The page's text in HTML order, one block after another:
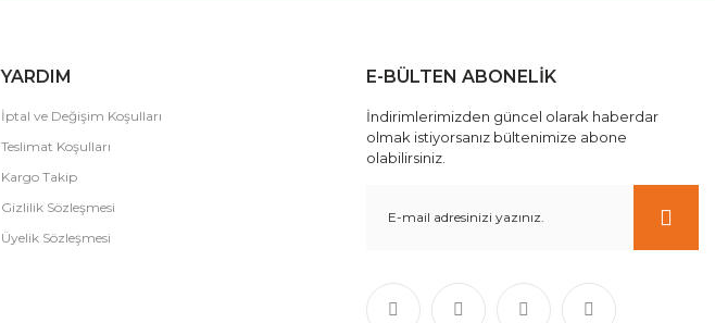
YARDIM
İptal ve Değişim Koşulları
Teslimat Koşulları
Kargo Takip
Gizlilik Sözleşmesi
Üyelik Sözleşmesi
E-BÜLTEN ABONELİK
İndirimlerimizden güncel olarak haberdar
olmak istiyorsanız bültenimize abone
olabilirsiniz.